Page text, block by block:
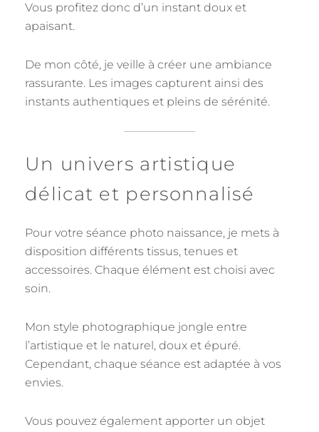
Vous profitez donc d’un instant doux et
apaisant.
De mon côté, je veille à créer une ambiance
rassurante. Les images capturent ainsi des
instants authentiques et pleins de sérénité.
Un univers artistique
délicat et personnalisé
Pour votre séance photo naissance, je mets à
disposition différents tissus, tenues et
accessoires. Chaque élément est choisi avec
soin.
Mon style photographique jongle entre
l’artistique et le naturel, doux et épuré.
Cependant, chaque séance est adaptée à vos
envies.
Vous pouvez également apporter un objet